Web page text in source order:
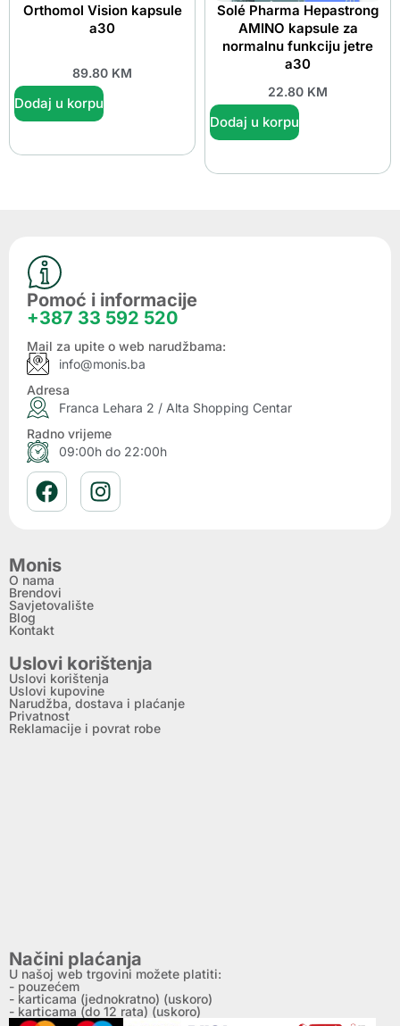
Orthomol Vision kapsule
a30
89.80 KM
Dodaj u korpu
Solé Pharma Hepastrong
AMINO kapsule za
normalnu funkciju jetre
a30
22.80 KM
Dodaj u korpu
Pomoć i informacije
+387 33 592 520
Mail za upite o web narudžbama:
info@monis.ba
Adresa
Franca Lehara 2 / Alta Shopping Centar
Radno vrijeme
09:00h do 22:00h
Monis
O nama
Brendovi
Savjetovalište
Blog
Kontakt
Uslovi korištenja
Uslovi korištenja
Uslovi kupovine
Narudžba, dostava i plaćanje
Privatnost
Reklamacije i povrat robe
Načini plaćanja
U našoj web trgovini možete platiti:
- pouzećem
- karticama (jednokratno) (uskoro)
- karticama (do 12 rata) (uskoro)